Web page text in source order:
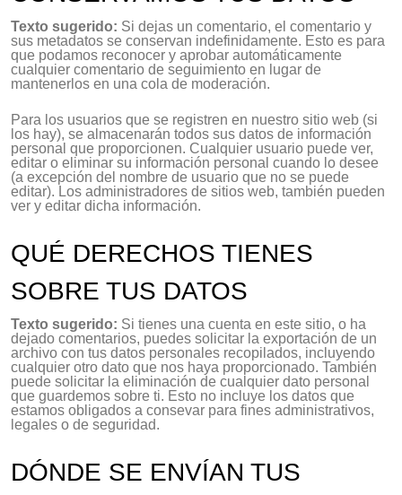
Texto sugerido: Si dejas un comentario, el comentario y
sus metadatos se conservan indefinidamente. Esto es para
que podamos reconocer y aprobar automáticamente
cualquier comentario de seguimiento en lugar de
mantenerlos en una cola de moderación.
Para los usuarios que se registren en nuestro sitio web (si
los hay), se almacenarán todos sus datos de información
personal que proporcionen. Cualquier usuario puede ver,
editar o eliminar su información personal cuando lo desee
(a excepción del nombre de usuario que no se puede
editar). Los administradores de sitios web, también pueden
ver y editar dicha información.
QUÉ DERECHOS TIENES
SOBRE TUS DATOS
Texto sugerido: Si tienes una cuenta en este sitio, o ha
dejado comentarios, puedes solicitar la exportación de un
archivo con tus datos personales recopilados, incluyendo
cualquier otro dato que nos haya proporcionado. También
puede solicitar la eliminación de cualquier dato personal
que guardemos sobre ti. Esto no incluye los datos que
estamos obligados a consevar para fines administrativos,
legales o de seguridad.
DÓNDE SE ENVÍAN TUS